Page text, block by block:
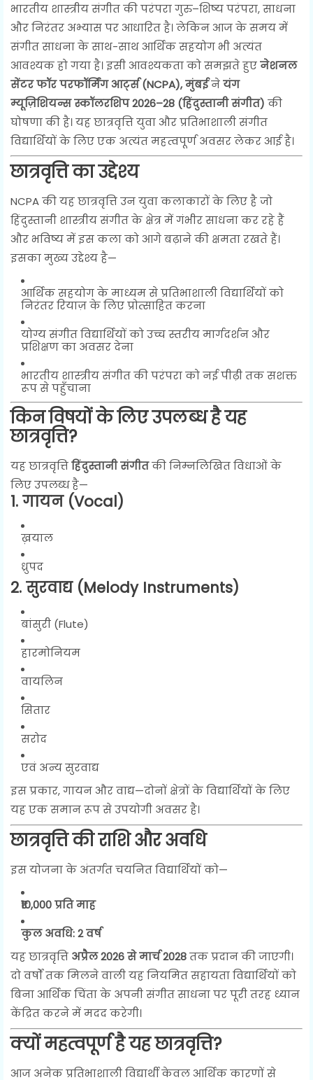
भारतीय शास्त्रीय संगीत की परंपरा गुरु–शिष्य परंपरा, साधना
और निरंतर अभ्यास पर आधारित है। लेकिन आज के समय में
संगीत साधना के साथ-साथ आर्थिक सहयोग भी अत्यंत
आवश्यक हो गया है। इसी आवश्यकता को समझते हुएनेशनल
सेंटर फॉर परफॉर्मिंग आर्ट्स (NCPA), मुंबईनेयंग
म्यूज़िशियन्स स्कॉलरशिप 2026–28 (हिंदुस्तानी संगीत) की
घोषणा की है। यह छात्रवृत्ति युवा और प्रतिभाशाली संगीत
विद्यार्थियों के लिए एक अत्यंत महत्वपूर्ण अवसर लेकर आई है।
छात्रवृत्ति का उद्देश्य
NCPA की यह छात्रवृत्ति उन युवा कलाकारों के लिए है जो
हिंदुस्तानी शास्त्रीय संगीत के क्षेत्र में गंभीर साधना कर रहे हैं
और भविष्य में इस कला को आगे बढ़ाने की क्षमता रखते हैं।
इसका मुख्य उद्देश्य है—
आर्थिक सहयोग के माध्यम से प्रतिभाशाली विद्यार्थियों को
निरंतर रियाज़ के लिए प्रोत्साहित करना
योग्य संगीत विद्यार्थियों को उच्च स्तरीय मार्गदर्शन और
प्रशिक्षण का अवसर देना
भारतीय शास्त्रीय संगीत की परंपरा को नई पीढ़ी तक सशक्त
रूप से पहुँचाना
किन विषयों के लिए उपलब्ध है यह
छात्रवृत्ति?
यह छात्रवृत्तिहिंदुस्तानी संगीतकी निम्नलिखित विधाओं के
लिए उपलब्ध है—
1. गायन (Vocal)
ख़याल
ध्रुपद
2. सुरवाद्य (Melody Instruments)
बांसुरी (Flute)
हारमोनियम
वायलिन
सितार
सरोद
एवं अन्य सुरवाद्य
इस प्रकार, गायन और वाद्य—दोनों क्षेत्रों के विद्यार्थियों के लिए
यह एक समान रूप से उपयोगी अवसर है।
छात्रवृत्ति की राशि और अवधि
इस योजना के अंतर्गत चयनित विद्यार्थियों को—
₹10,000 प्रति माह
कुल अवधि: 2 वर्ष
यह छात्रवृत्ति अप्रैल 2026 से मार्च 2028तक प्रदान की जाएगी।
दो वर्षों तक मिलने वाली यह नियमित सहायता विद्यार्थियों को
बिना आर्थिक चिंता के अपनी संगीत साधना पर पूरी तरह ध्यान
केंद्रित करने में मदद करेगी।
क्यों महत्वपूर्ण है यह छात्रवृत्ति?
आज अनेक प्रतिभाशाली विद्यार्थी केवल आर्थिक कारणों से